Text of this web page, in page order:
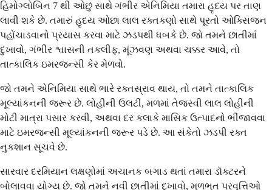
હિમોગ્લોબિન 7 થી ઓછું સાથે ગંભીર એનિમિયા તમારા હૃદય પર તાણ
લાવી શકે છે. તમારું હૃદય ઓછા લાલ રક્તકણો સાથે પૂરતો ઓક્સિજન
પહોંચાડવાનો પ્રયાસ કરવા માટે ઝડપથી ધબકે છે. જો તમને છાતીમાં
દુખાવો, ગંભીર શ્વાસની તકલીફ, મૂંઝવણ અથવા ચક્કર આવે, તો
તાત્કાલિક ઇમરજન્સી કેર મેળવો.
જો તમને એનિમિયા સાથે ભારે રક્તસ્રાવ થાય, તો તમને તાત્કાલિક
મૂલ્યાંકનની જરૂર છે. લોહીની ઉલટી, મળમાં તેજસ્વી લાલ લોહીની
મોટી માત્રા પસાર કરવી, અથવા દર કલાકે માસિક ઉત્પાદનો ભીંજાવવા
માટે ઇમરજન્સી મૂલ્યાંકનની જરૂર પડે છે. આ સંકેતો ઝડપી રક્ત
નુકશાન સૂચવે છે.
સારવાર દરમિયાન લક્ષણોમાં અચાનક બગાડ થતાં તમારા ડૉક્ટરને
બોલાવવા યોગ્ય છે. જો તમને નવી છાતીમાં દુખાવો, મૂળભૂત પ્રવૃત્તિઓ